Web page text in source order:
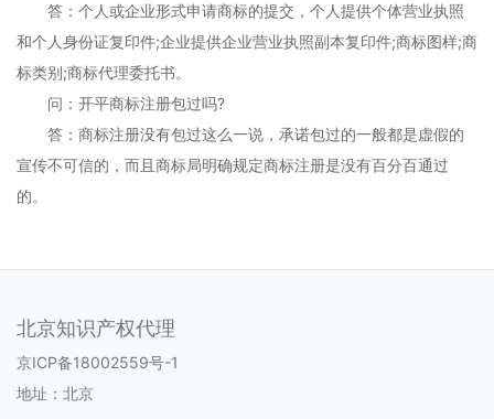
答：个人或企业形式申请商标的提交，个人提供个体营业执照
和个人身份证复印件;企业提供企业营业执照副本复印件;商标图样;商
标类别;商标代理委托书。
问：开平商标注册包过吗?
答：商标注册没有包过这么一说，承诺包过的一般都是虚假的
宣传不可信的，而且商标局明确规定商标注册是没有百分百通过
的。
北京知识产权代理
京ICP备18002559号-1
地址：北京